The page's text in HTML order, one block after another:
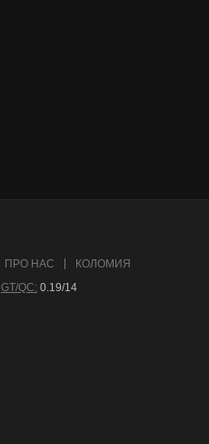
ПРО НАС КОЛОМИЯ
GT/QC: 0.19/14